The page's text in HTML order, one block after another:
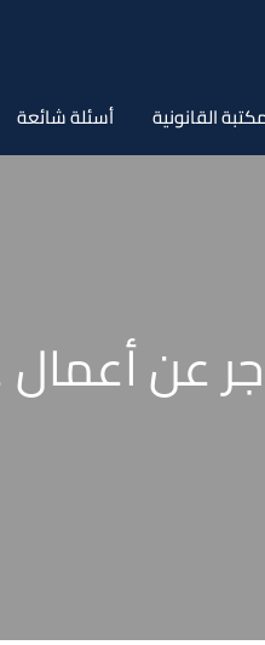
القانونية أسئلة شائعة
عن أعمال